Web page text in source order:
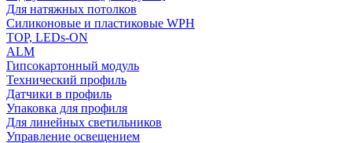
Для натяжных потолков
Силиконовые и пластиковые WPH
TOP, LEDs-ON
ALM
Гипсокартонный модуль
Технический профиль
Датчики в профиль
Упаковка для профиля
Для линейных светильников
Управление освещением